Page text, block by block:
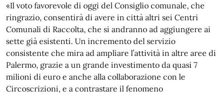
«Il voto favorevole di oggi del Consiglio comunale, che
ringrazio, consentirà di avere in città altri sei Centri
Comunali di Raccolta, che si andranno ad aggiungere ai
sette già esistenti. Un incremento del servizio
consistente che mira ad ampliare l’attività in altre aree di
Palermo, grazie a un grande investimento da quasi 7
milioni di euro e anche alla collaborazione con le
Circoscrizioni, e a contrastare il fenomeno